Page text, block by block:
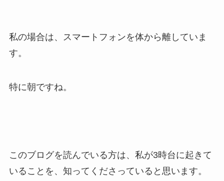
私の場合は、スマートフォンを体から離していま
す。
特に朝ですね。
このブログを読んでいる方は、私が3時台に起きて
いることを、知ってくださっていると思います。